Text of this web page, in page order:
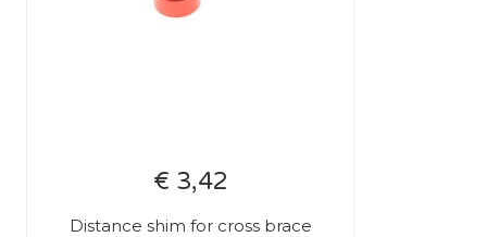
€ 3,42
Distance shim for cross brace